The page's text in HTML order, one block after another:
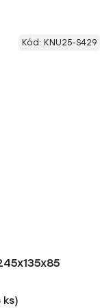
ks)
Kód: KNU25-S429